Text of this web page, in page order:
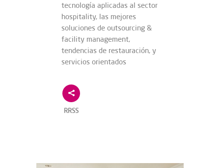
tecnología aplicadas al sector
hospitality, las mejores
soluciones de outsourcing &
facility management,
tendencias de restauración, y
servicios orientados
RRSS